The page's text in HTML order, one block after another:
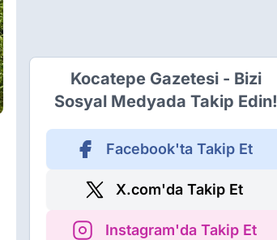
Kocatepe Gazetesi - Bizi
Sosyal Medyada Takip Edin!
Facebook'ta Takip Et
X.com'da Takip Et
Instagram'da Takip Et